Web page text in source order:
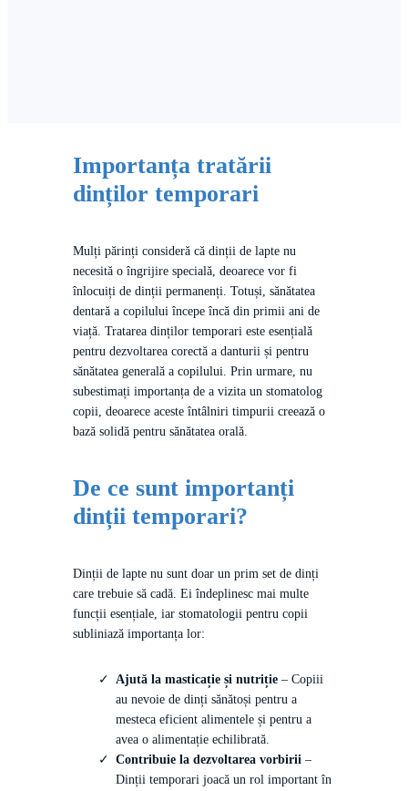
Importanța tratării
dinților temporari
Mulți părinți consideră că dinții de lapte nu
necesită o îngrijire specială, deoarece vor fi
înlocuiți de dinții permanenți. Totuși, sănătatea
dentară a copilului începe încă din primii ani de
viață. Tratarea dinților temporari este esențială
pentru dezvoltarea corectă a danturii și pentru
sănătatea generală a copilului. Prin urmare, nu
subestimați importanța de a vizita un stomatolog
copii, deoarece aceste întâlniri timpurii creează o
bază solidă pentru sănătatea orală.
De ce sunt importanți
dinții temporari?
Dinții de lapte nu sunt doar un prim set de dinți
care trebuie să cadă. Ei îndeplinesc mai multe
funcții esențiale, iar stomatologii pentru copii
subliniază importanța lor:
Ajută la masticație și nutriție– Copiii
au nevoie de dinți sănătoși pentru a
mesteca eficient alimentele și pentru a
avea o alimentație echilibrată.
Contribuie la dezvoltarea vorbirii –
Dinții temporari joacă un rol important în